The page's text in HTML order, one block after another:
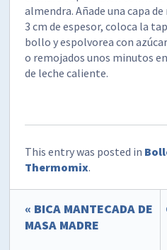
almendra. Añade una capa
3 cm de espesor, coloca la
bollo y espolvorea con
o remojados unos minutos
de leche caliente.
This entry was posted in
Thermomix.
« BICA MANTECADA DE
MASA MADRE